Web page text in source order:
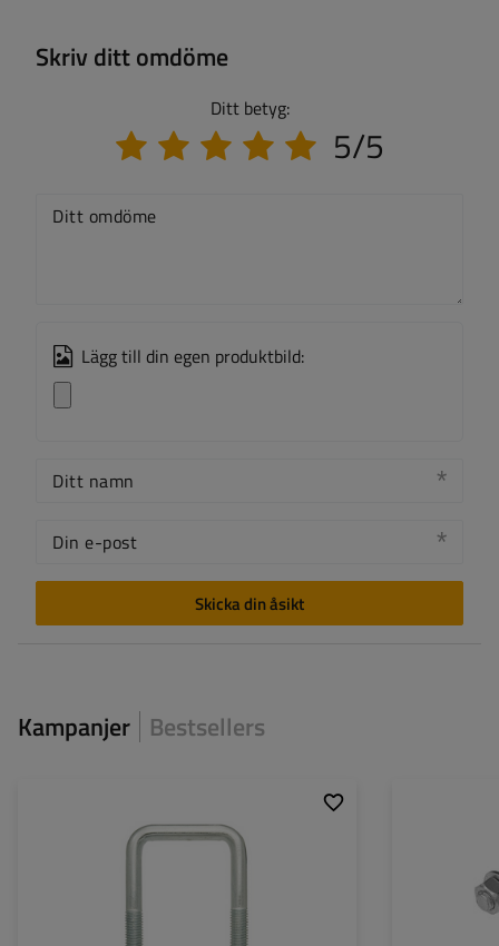
Skriv ditt omdöme
Ditt betyg:
5/5
Ditt omdöme
Lägg till din egen produktbild:
Ditt namn
Din e-post
Skicka din åsikt
Kampanjer Bestsellers
stal kl.5.8